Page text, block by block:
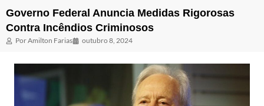
Governo Federal Anuncia Medidas Rigorosas
Contra Incêndios Criminosos
PorAmilton Farias outubro 8, 2024